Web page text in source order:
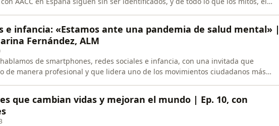
e infancia: «Estamos ante una pandemia de salud mental» |
Fernández, ALM
de smartphones, redes sociales e infancia, con una invitada que
de manera profesional y que lidera uno de los movimientos ciudadanos más
de Móv
que cambian vidas y mejoran el mundo | Ep. 10, con